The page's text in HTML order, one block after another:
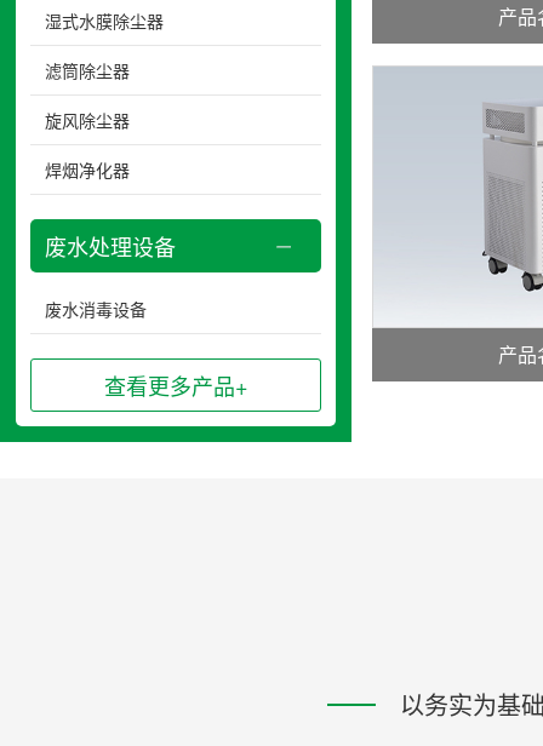
湿式水膜除尘器
滤筒除尘器
旋风除尘器
焊烟净化器
废水处理设备
废水消毒设备
查看更多产品+
产品
产品
以务实为基